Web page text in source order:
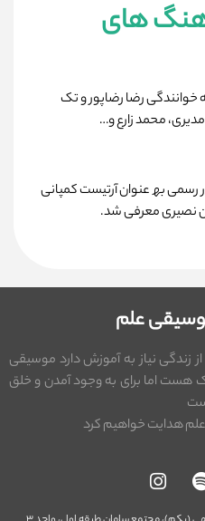
ھای
خوانندگی رضا رضاپور و تک
محمد زارع و…
در سال ۱۳۹۹ به طور رسمی بھ عنوان آرتیست کمپانی
نصیری معرفی شد.
علم
زندگی نیاز به آموزش دارد موسیقی
هست اما برای به وجود آمدن و خلق
علم هدایت خواهیم کرد